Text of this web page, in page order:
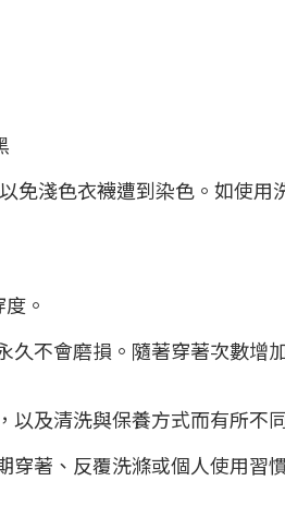
免淺色衣襪遭到染色。如使用
。
不會磨損。隨著穿著次數增
及清洗與保養方式而有所不
著、反覆洗滌或個人使用習